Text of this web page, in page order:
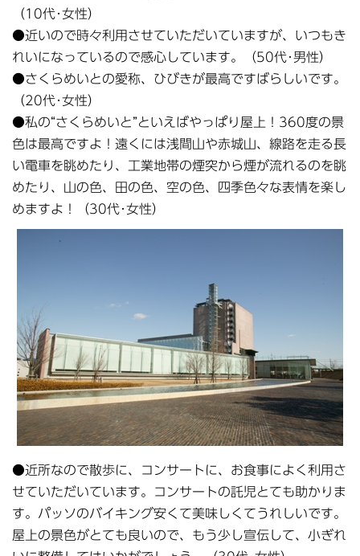
（10代･女性）
●近いので時々利用させていただいていますが、いつもき
れいになっているので感心しています。（50代･男性）
●さくらめいとの愛称、ひびきが最高ですばらしいです。
（20代･女性）
●私の“さくらめいと”といえばやっぱり屋上！360度の景
色は最高ですよ！遠くには浅間山や赤城山、線路を走る長
い電車を眺めたり、工業地帯の煙突から煙が流れるのを眺
めたり、山の色、田の色、空の色、四季色々な表情を楽し
めますよ！（30代･女性）
●近所なので散歩に、コンサートに、お食事によく利用さ
せていただいています。コンサートの託児とても助かりま
す。パッソのバイキング安くて美味しくてうれしいです。
屋上の景色がとても良いので、もう少し宣伝して、小ぎれ